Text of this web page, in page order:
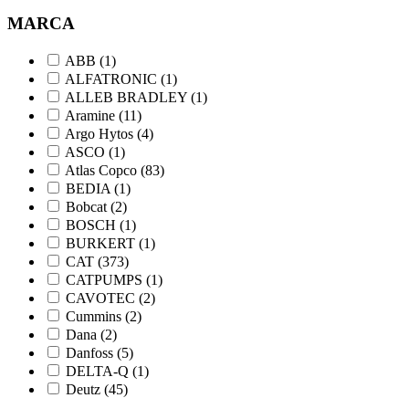
MARCA
ABB (1)
ALFATRONIC (1)
ALLEB BRADLEY (1)
Aramine (11)
Argo Hytos (4)
ASCO (1)
Atlas Copco (83)
BEDIA (1)
Bobcat (2)
BOSCH (1)
BURKERT (1)
CAT (373)
CATPUMPS (1)
CAVOTEC (2)
Cummins (2)
Dana (2)
Danfoss (5)
DELTA-Q (1)
Deutz (45)